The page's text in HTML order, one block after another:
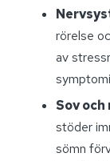
rörelse
av
Sov
stöder
sömn